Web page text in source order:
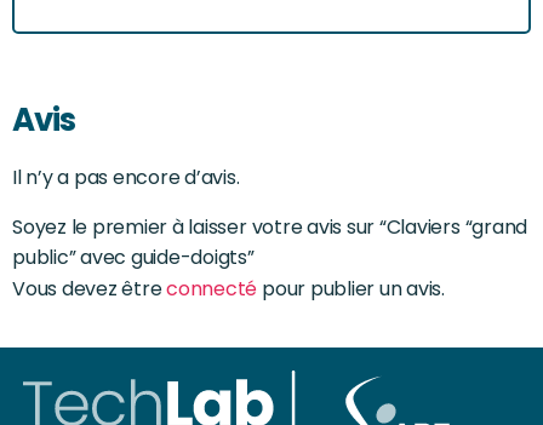
Avis
Il n’y a pas encore d’avis.
Soyez le premier à laisser votre avis sur “Claviers “grand
public” avec guide-doigts”
Vous devez êtreconnecté pour publier un avis.